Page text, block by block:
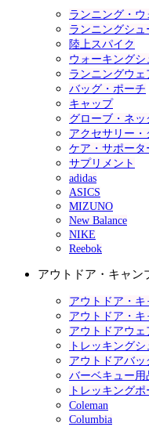
ランニング・
ランニングシュ
陸上スパイク
ウォーキングシ
ランニングウェ
バッグ・ポーチ
キャップ
グローブ・ネッ
アクセサリー・
ケア・サポータ
サプリメント
adidas
ASICS
MIZUNO
New Balance
NIKE
Reebok
アウトドア・キャン
アウトドア・
アウトドア・キ
アウトドアウェ
トレッキング
アウトドアバッ
バーベキュー用
トレッキングポ
Coleman
Columbia